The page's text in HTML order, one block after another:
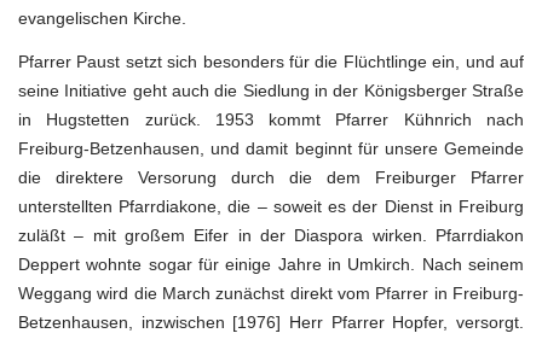
evangelischen Kirche.
Pfarrer Paust setzt sich besonders für die Flüchtlinge ein, und auf
seine Initiative geht auch die Siedlung in der Königsberger Straße
in Hugstetten zurück. 1953 kommt Pfarrer Kühnrich nach
Freiburg-Betzenhausen, und damit beginnt für unsere Gemeinde
die direktere Versorung durch die dem Freiburger Pfarrer
unterstellten Pfarrdiakone, die – soweit es der Dienst in Freiburg
zuläßt – mit großem Eifer in der Diaspora wirken. Pfarrdiakon
Deppert wohnte sogar für einige Jahre in Umkirch. Nach seinem
Weggang wird die March zunächst direkt vom Pfarrer in Freiburg-
Betzenhausen, inzwischen [1976] Herr Pfarrer Hopfer, versorgt.